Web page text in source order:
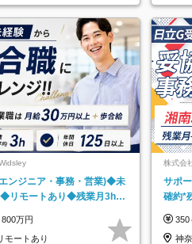
ンジニア・事務・営業)◆未
リモートあり◆残業月3h◆
万円
モートあり
株式会
サポ
確約*
350
神